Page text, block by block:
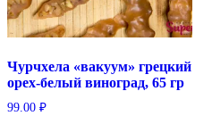
Чурчхела «вакуум» грецкий
орех-белый виноград, 65 гр
99.00 ₽